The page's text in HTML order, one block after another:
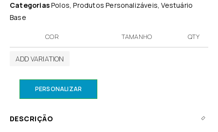
CategoriasPolos,Produtos Personalizáveis,Vestuário
Base
COR TAMANHO QTY
ADD VARIATION
PERSONALIZAR
DESCRIÇÃO